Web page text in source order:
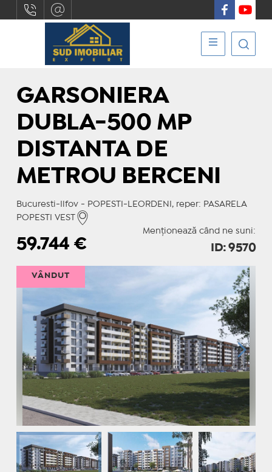
GARSONIERA
DUBLA-500 MP
DISTANTA DE
METROU BERCENI
Bucuresti-Ilfov - POPESTI-LEORDENI, reper: PASARELA
POPESTI VEST
Menționează când ne suni:
59.744€ ID: 9570
VÂNDUT